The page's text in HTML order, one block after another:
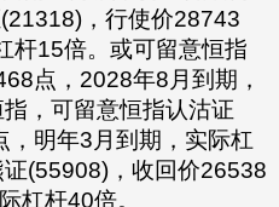
，行使价28743
杆15倍。或可留意恒指
点，2028年8月到期，
，可留意恒指认沽证
明年3月到期，实际杠
(55908)，收回价26538
杠杆40倍。